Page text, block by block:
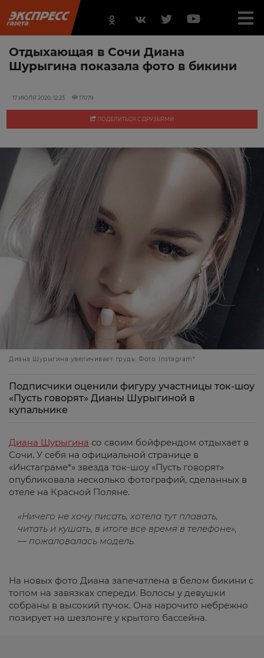
Отдыхающая в Сочи Диана
Шурыгина показала фото в бикини
17 ИЮЛЯ 2020, 12:23 17079
ПОДЕЛИТЬСЯ С ДРУЗЬЯМИ
Диана Шурыгина увеличивает грудь. Фото: Instagram*
Подписчики оценили фигуру участницы ток-шоу
«Пусть говорят» Дианы Шурыгиной в
купальнике
Диана Шурыгина со своим бойфрендом отдыхает в
Сочи. У себя на официальной странице в
«Инстаграме*» звезда ток-шоу «Пусть говорят»
опубликовала несколько фотографий, сделанных в
отеле на Красной Поляне.
«Ничего не хочу писать, хотела тут плавать,
читать и кушать, в итоге все время в телефоне»,
— пожаловалась модель.
На новых фото Диана запечатлена в белом бикини с
топом на завязках спереди. Волосы у девушки
собраны в высокий пучок. Она нарочито небрежно
позирует на шезлонге у крытого бассейна.